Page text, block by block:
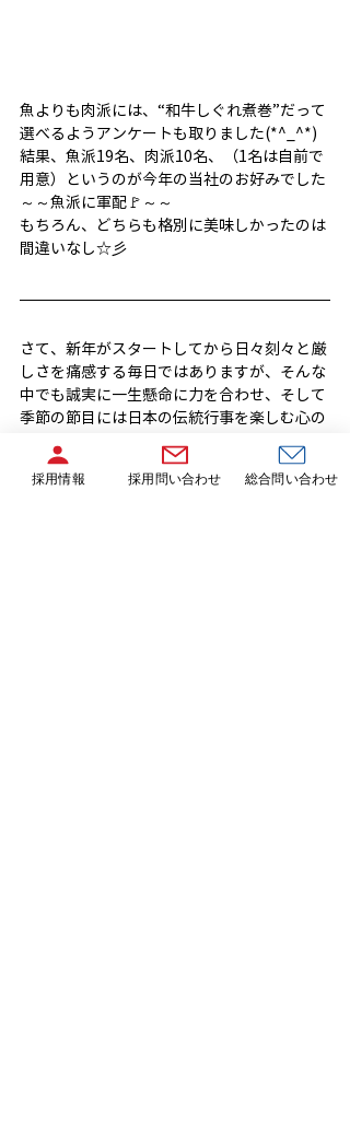
魚よりも肉派には、“和牛しぐれ煮巻”だって
選べるようアンケートも取りました(*^_^*)
結果、魚派19名、肉派10名、（1名は自前で
用意）というのが今年の当社のお好みでした
～～魚派に軍配🚩～～
もちろん、どちらも格別に美味しかったのは
間違いなし☆彡
さて、新年がスタートしてから日々刻々と厳
しさを痛感する毎日ではありますが、そんな
中でも誠実に一生懸命に力を合わせ、そして
季節の節目には日本の伝統行事を楽しむ心の
採用情報 採用問い合わせ 総合問い合わせ